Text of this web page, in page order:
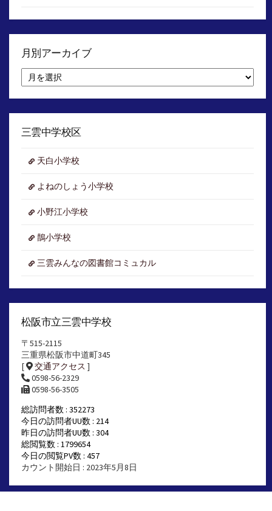
月別アーカイブ
別
ア
イ
三雲中学校区
天白小学校
よねのしょう小学校
小野江小学校
鵲小学校
三雲みんなの図書館コミュカル
松阪市立三雲中学校
〒515-2115
三重県松阪市中道町345
[
交通アクセス ]
0598-56-2329
0598-56-3505
総訪問者数 : 352273
今日の訪問者UU数 : 214
昨日の訪問者UU数 : 304
総閲覧数 : 1799654
今日の閲覧PV数 : 457
カウント開始日 : 2023年5月8日